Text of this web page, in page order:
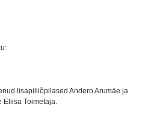
lisapilliõpilased Andero Arumäe ja
Eliisa Toimetaja.